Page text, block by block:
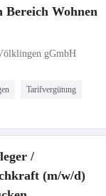
Wohnen
gGmbH
Tarifvergütung
/
(m/w/d)